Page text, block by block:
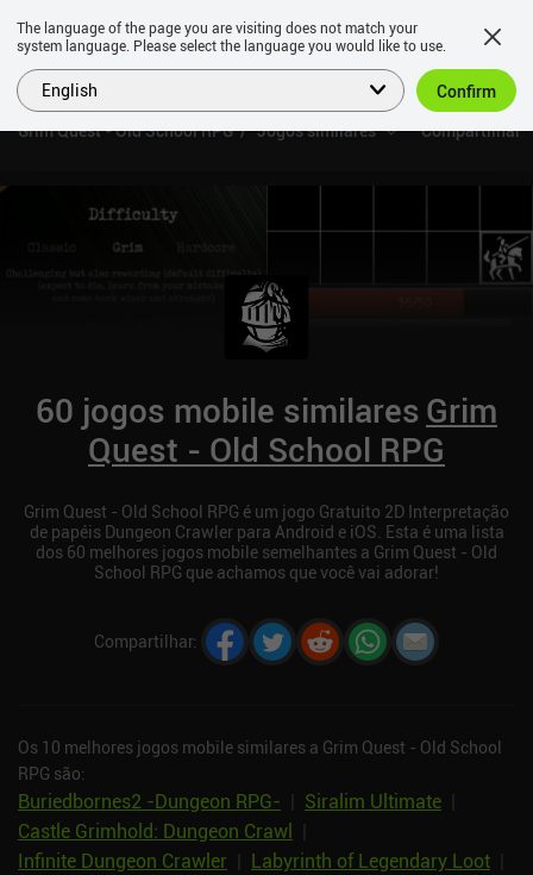
Grim Quest - Old School RPG Jogos similares Compartilhar
60 jogos mobile similaresGrim
Quest - Old School RPG
Grim Quest - Old School RPG é um jogo Gratuito 2D Interpretação
de papéis Dungeon Crawler para Android e iOS. Esta é uma lista
dos 60 melhores jogos mobile semelhantes a Grim Quest - Old
School RPG que achamos que você vai adorar!
Compartilhar:
Os 10 melhores jogos mobile similares a Grim Quest - Old School
RPG são:
Buriedbornes2 -Dungeon RPG- Siralim Ultimate
Castle Grimhold: Dungeon Crawl
Infinite Dungeon Crawler
Labyrinth of Legendary Loot
The language of the page you are visiting does not match your
system language. Please select the language you would like to use.
English Confirm